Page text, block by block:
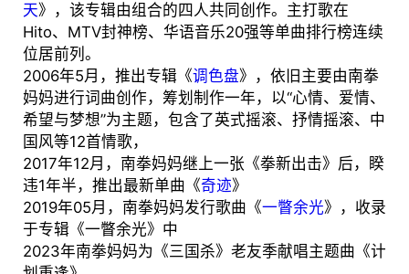
天》，该专辑由组合的四人共同创作。主打歌在
Hito、MTV封神榜、华语音乐20强等单曲排行榜连续
位居前列。
2006年5月，推出专辑《调色盘》，依旧主要由南拳
妈妈进行词曲创作，筹划制作一年，以“心情、爱情、
希望与梦想”为主题，包含了英式摇滚、抒情摇滚、中
国风等12首情歌，
2017年12月，南拳妈妈继上一张《拳新出击》后，睽
违1年半，推出最新单曲《奇迹》
2019年05月，南拳妈妈发行歌曲《一瞥余光》，收录
于专辑《一瞥余光》中
2023年南拳妈妈为《三国杀》老友季献唱主题曲《计